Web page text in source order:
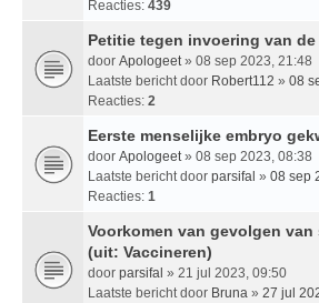
Reacties: 439
Petitie tegen invoering van
door Apologeet » 08 sep 2023, 21:48
Laatste bericht door Robert112 » 08
Reacties: 2
Eerste menselijke embryo
door Apologeet » 08 sep 2023, 08:38
Laatste bericht door parsifal » 08 sep
Reacties: 1
Voorkomen van gevolgen van
(uit: Vaccineren)
door parsifal » 21 jul 2023, 09:50
Laatste bericht door Bruna » 27 jul